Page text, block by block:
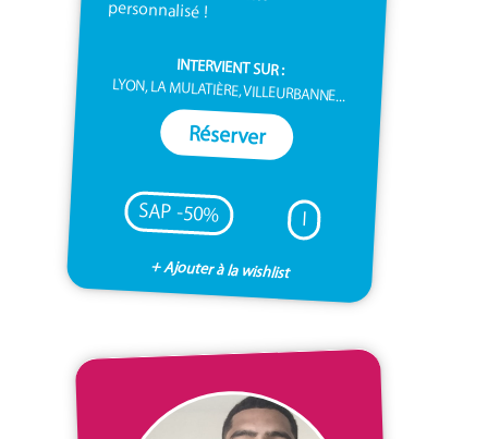
personnalisé !
INTERVIENT SUR :
LYON, LA MULATIÈRE, VILLEURBANNE...
Réserver
SAP -50% I
+ Ajouter à la wishlist